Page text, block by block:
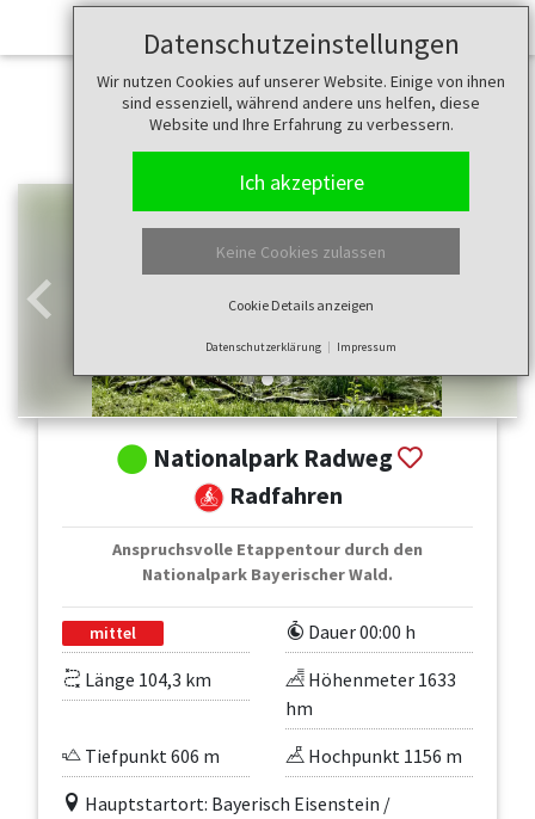
Datenschutzeinstellungen
Wir nutzen Cookies auf unserer Website. Einige von ihnen
sind essenziell, während andere uns helfen, diese
Website und Ihre Erfahrung zu verbessern.
Ich akzeptiere
Keine Cookies zulassen
Cookie Details anzeigen
Datenschutzerklärung Impressum
Zurück
Nationalpark Radweg
Radfahren
Anspruchsvolle Etappentour durch den
Nationalpark Bayerischer Wald.
mittel
Dauer 00:00 h
Länge 104,3 km
Höhenmeter 1633
hm
Tiefpunkt 606 m
Hochpunkt 1156 m
Hauptstartort: Bayerisch Eisenstein /